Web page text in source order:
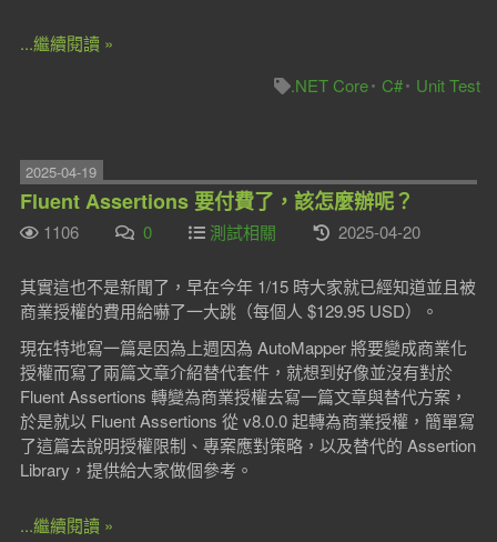
...繼續閱讀 »
.NET Core
C# Unit Test
2025-04-19
Fluent Assertions 要付費了，該怎麼辦呢？
1106 0 測試相關 2025-04-20
其實這也不是新聞了，早在今年 1/15 時大家就已經知道並且被
商業授權的費用給嚇了一大跳（每個人 $129.95 USD）。
現在特地寫一篇是因為上週因為 AutoMapper 將要變成商業化
授權而寫了兩篇文章介紹替代套件，就想到好像並沒有對於
Fluent Assertions 轉變為商業授權去寫一篇文章與替代方案，
於是就以 Fluent Assertions 從 v8.0.0 起轉為商業授權，簡單寫
了這篇去說明授權限制、專案應對策略，以及替代的 Assertion
Library，提供給大家做個參考。
...繼續閱讀 »